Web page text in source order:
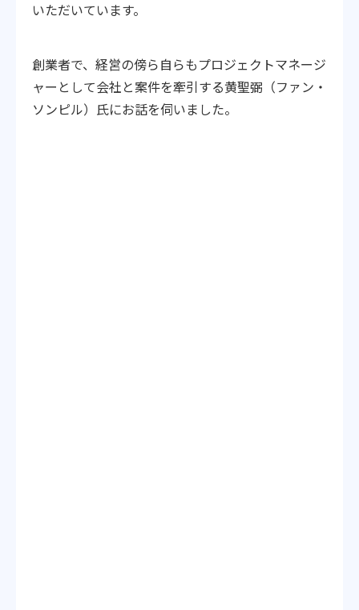
いただいています。
創業者で、経営の傍ら自らもプロジェクトマネージ
ャーとして会社と案件を牽引する黄聖弼（ファン・
ソンピル）氏にお話を伺いました。